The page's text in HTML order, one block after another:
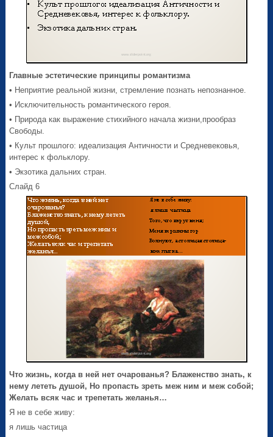
Главные эстетические принципы романтизма
• Неприятие реальной жизни, стремление познать непознанное.
• Исключительность романтического героя.
• Природа как выражение стихийного начала жизни,прообраз
Свободы.
• Культ прошлого: идеализация Античности и Средневековья,
интерес к фольклору.
• Экзотика дальних стран.
Слайд 6
Что жизнь, когда в ней нет очарованья? Блаженство знать, к
нему лететь душой, Но пропасть зреть меж ним и меж собой;
Желать всяк час и трепетать желанья…
Я не в себе живу:
я лишь частица